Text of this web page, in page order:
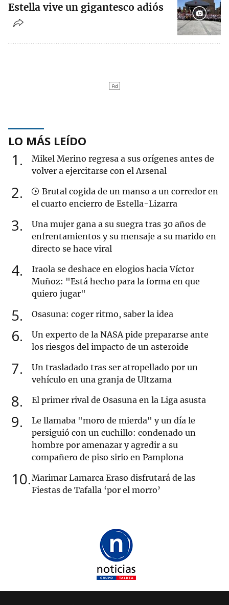
Estella vive un gigantesco adiós
LO MÁS LEÍDO
1
Mikel Merino regresa a sus orígenes antes de
volver a ejercitarse con el Arsenal
2
Brutal cogida de un manso a un corredor en
el cuarto encierro de Estella-Lizarra
3
Una mujer gana a su suegra tras 30 años de
enfrentamientos y su mensaje a su marido en
directo se hace viral
4
Iraola se deshace en elogios hacia Víctor
Muñoz: "Está hecho para la forma en que
quiero jugar"
5 Osasuna: coger ritmo, saber la idea
6
Un experto de la NASA pide prepararse ante
los riesgos del impacto de un asteroide
7
Un trasladado tras ser atropellado por un
vehículo en una granja de Ultzama
8 El primer rival de Osasuna en la Liga asusta
9
Le llamaba "moro de mierda" y un día le
persiguió con un cuchillo: condenado un
hombre por amenazar y agredir a su
compañero de piso sirio en Pamplona
10 Marimar Lamarca Eraso disfrutará de las
Fiestas de Tafalla ‘por el morro’